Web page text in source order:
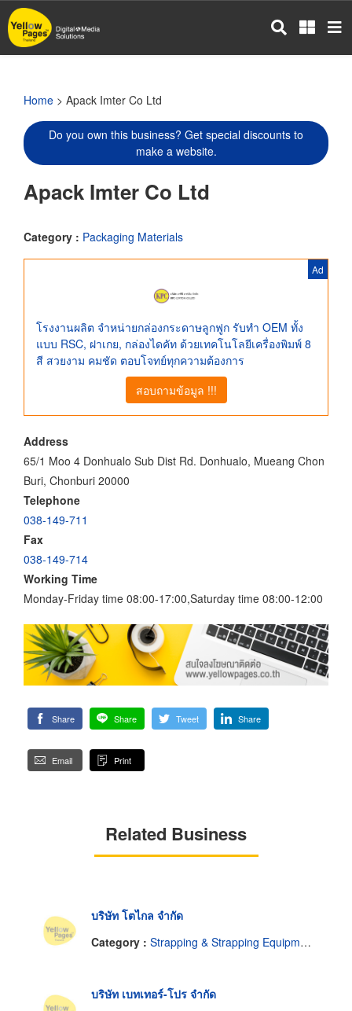
Skip
to
main
Home > Apack Imter Co Ltd
Do you own this business? Get special discounts to
make a website.
Apack Imter Co Ltd
Category : Packaging Materials
Ad
โรงงานผลิต จำหน่ายกล่องกระดาษลูกฟูก รับทำ OEM ทั้ง
แบบ RSC, ฝาเกย, กล่องไดคัท ด้วยเทคโนโลยีเครื่องพิมพ์ 8
สี สวยงาม คมชัด ตอบโจทย์ทุกความต้องการ
สอบถามข้อมูล !!!
Address
65/1 Moo 4 Donhualo Sub Dist Rd. Donhualo, Mueang Chon
Buri, Chonburi 20000
Telephone
038-149-711
Fax
038-149-714
Working Time
Monday-Friday time 08:00-17:00,Saturday time 08:00-12:00
Share Share Tweet Share
Email Print
Related Business
บริษัท โตไกล จำกัด
Category : Strapping & Strapping Equipment
บริษัท เบทเทอร์-โปร จำกัด